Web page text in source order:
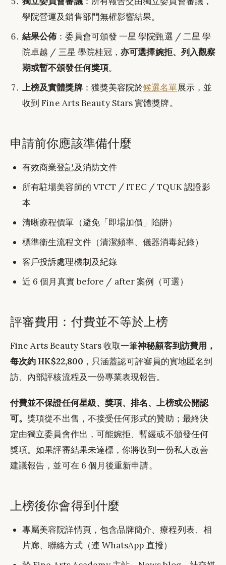
學院營運及銷售部門無權影響結果。
結果公佈 ：委員會可頒發 一星 學院甄選 / 二星 學
院卓越 / 三星 學院桂冠，亦可選擇婉拒、列入觀察
期或暫不頒發任何獎項。
上榜及實體獎牌：獲獎美容院於候選名單展示，並
收到 Fine Arts Beauty Stars 實體獎牌。
申請前你應該準備什麼
有效商業登記及消防文件
所有駐場美容師的 VTCT / ITEC / TQUK 認證影
本
清晰療程價單（避免「即場加價」陷阱）
標準衞生流程文件（清潔頻率、儀器消毒紀錄）
客戶投訴處理機制及紀錄
近 6 個月真實 before / after 案例（可選）
評審費用：付費並不等於上榜
Fine Arts Beauty Stars 收取一筆神秘顧客到訪費用，
每次約 HK$22,800 ，只涵蓋認可評審員的實地匿名到
訪、內部評核流程及一份專業表現報告。
付費並不保證任何星級、獎項、排名、上榜或公開認
可。 獎項從不出售，不接受任何形式的贊助；最終決
定由獨立委員會作出，可能婉拒、暫緩或不頒發任何
獎項。如果評審結果未達標，你將收到一份私人改善
建議報告，並可在 6 個月後重新申請。
上榜後你會得到什麼
專屬美容院詳情頁，包含品牌簡介、療程列表、相
片廊、聯絡方式（連 WhatsApp 直撥）